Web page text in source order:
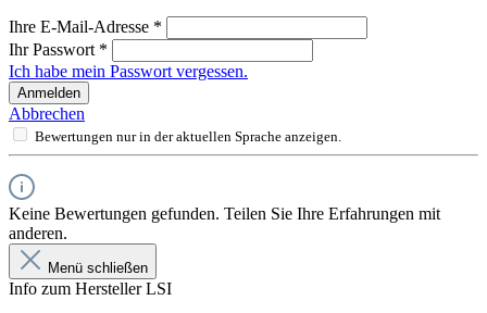
Ihre E-Mail-Adresse *
Ihr Passwort *
Ich habe mein Passwort vergessen.
Anmelden
Abbrechen
Bewertungen nur in der aktuellen Sprache anzeigen.
Keine Bewertungen gefunden. Teilen Sie Ihre Erfahrungen mit
anderen.
Menü schließen
Info zum Hersteller LSI